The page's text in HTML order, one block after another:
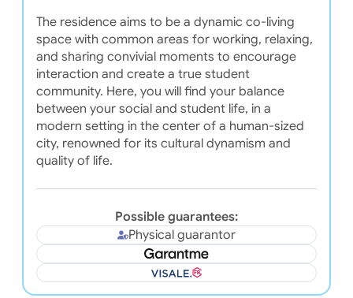
The residence aims to be a dynamic co-living
space with common areas for working, relaxing,
and sharing convivial moments to encourage
interaction and create a true student
community. Here, you will find your balance
between your social and student life, in a
modern setting in the center of a human-sized
city, renowned for its cultural dynamism and
quality of life.
Possible guarantees:
Physical guarantor